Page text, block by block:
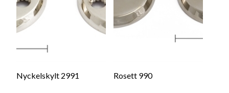
Nyckelskylt 2991 Rosett 990